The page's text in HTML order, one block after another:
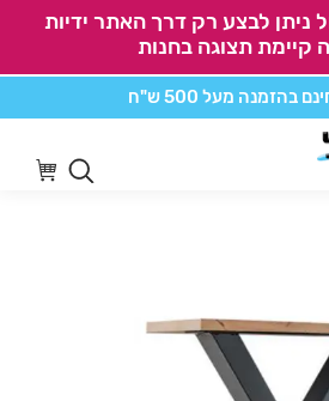
ניתן לבצע רק דרך האתר ידיות
קיימת תצוגה בחנות
בהזמנה מעל 500 ש"ח